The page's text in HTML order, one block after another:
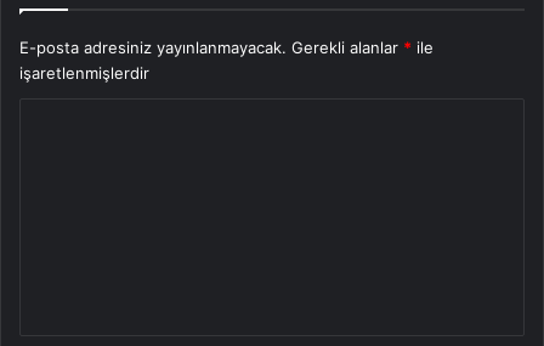
E-posta adresiniz yayınlanmayacak. Gerekli alanlar * ile
işaretlenmişlerdir